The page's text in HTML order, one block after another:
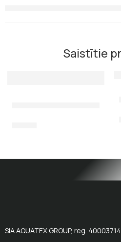
Saistītie
SIA AQUATEX GROUP, reg.